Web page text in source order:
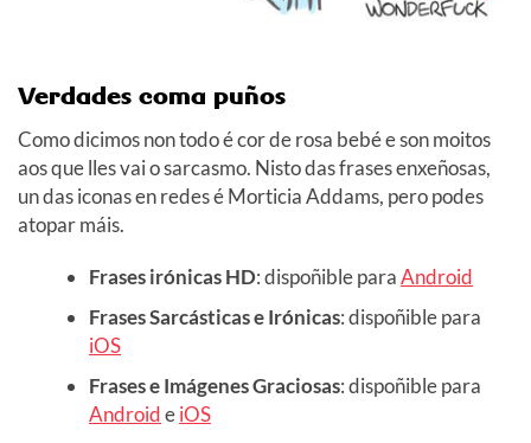
Verdades coma puños
Como dicimos non todo é cor de rosa bebé e son moitos
aos que lles vai o sarcasmo. Nisto das frases enxeñosas,
un das iconas en redes é Morticia Addams, pero podes
atopar máis.
Frases irónicas HD: dispoñible paraAndroid
Frases Sarcásticas e Irónicas: dispoñible para
iOS
Frases e Imágenes Graciosas: dispoñible para
AndroideiOS